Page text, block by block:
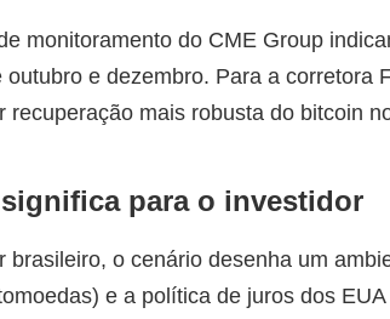
monitoramento do CME Group
outubro e dezembro. Para a corretora
recuperação mais robusta do bitcoin
para o investidor
brasileiro, o cenário desenha um
e a política de juros dos